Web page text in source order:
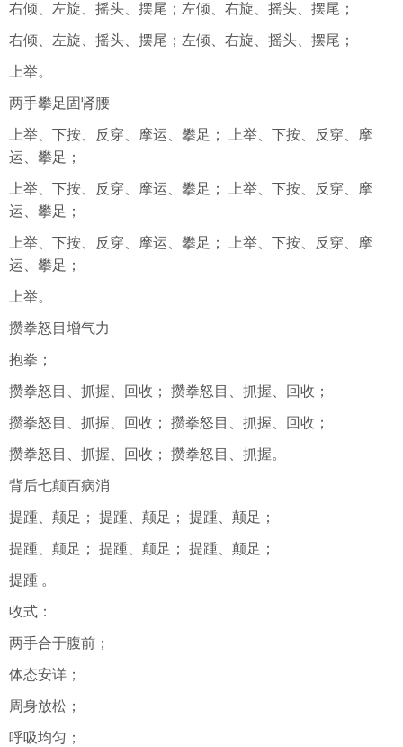
右倾、左旋、摇头、摆尾；左倾、右旋、摇头、摆尾；
右倾、左旋、摇头、摆尾；左倾、右旋、摇头、摆尾；
上举。
两手攀足固肾腰
上举、下按、反穿、摩运、攀足； 上举、下按、反穿、摩
运、攀足；
上举、下按、反穿、摩运、攀足； 上举、下按、反穿、摩
运、攀足；
上举、下按、反穿、摩运、攀足； 上举、下按、反穿、摩
运、攀足；
上举。
攒拳怒目增气力
抱拳；
攒拳怒目、抓握、回收； 攒拳怒目、抓握、回收；
攒拳怒目、抓握、回收； 攒拳怒目、抓握、回收；
攒拳怒目、抓握、回收； 攒拳怒目、抓握。
背后七颠百病消
提踵、颠足； 提踵、颠足； 提踵、颠足；
提踵、颠足； 提踵、颠足； 提踵、颠足；
提踵 。
收式：
两手合于腹前；
体态安详；
周身放松；
呼吸均匀；